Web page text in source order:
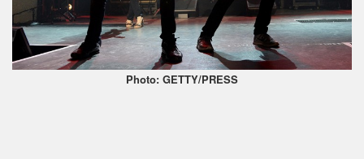
Photo: GETTY/PRESS